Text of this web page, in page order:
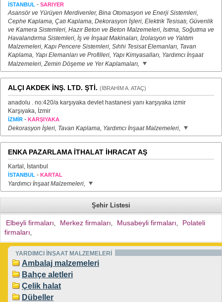
İSTANBUL - SARIYER
Asansör ve Yürüyen Merdivenler, Bina Otomasyon ve Enerji Sistemleri,
Cephe Kaplama, Çatı Kaplama, Dekorasyon İşleri, Elektrik Tesisatı, Güvenlik
ve Kamera Sistemleri, Hazır Beton ve Beton Malzemeleri, Isıtma, Soğutma ve
Havalandırma Sistemleri, İş ve İnşaat Makinaları, İzolasyon ve Yalıtım
Malzemeleri, Kapı Pencere Sistemleri, Sıhhi Tesisat Elemanları, Tavan
Kaplama, Yapı Elemanları ve Profilleri, Yapı Kimyasalları, Yardımcı İnşaat
Malzemeleri, Zemin Döşeme ve Yer Kaplamaları,
ALÇI AKDEK İNŞ. LTD. ŞTİ. (İBRAHİM A. ATAÇ)
anadolu . no:420/a karşıyaka devlet hastanesi yanı karşıyaka izmir
Karşıyaka, İzmir
İZMİR - KARŞIYAKA
Dekorasyon İşleri, Tavan Kaplama, Yardımcı İnşaat Malzemeleri,
ENKA PAZARLAMA İTHALAT İHRACAT AŞ
Kartal, İstanbul
İSTANBUL - KARTAL
Yardımcı İnşaat Malzemeleri,
Şehir Listesi
Elbeyli firmaları Merkez firmaları Musabeyli firmaları
Polateli
firmaları
YARDIMCI İNŞAAT MALZEMELERİ
Ambalaj malzemeleri
Bahçe aletleri
Çelik halat
Dübeller